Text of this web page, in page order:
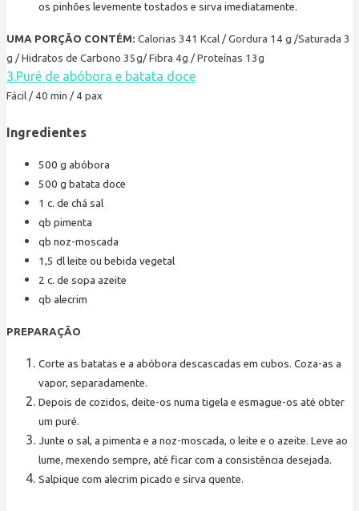
os pinhões levemente tostados e sirva imediatamente.
UMA PORÇÃO CONTÉM: Calorias 341 Kcal / Gordura 14 g /Saturada 3
g / Hidratos de Carbono 35g/ Fibra 4g / Proteínas 13g
3.Puré de abóbora e batata doce
Fácil / 40 min / 4 pax
Ingredientes
500 g abóbora
500 g batata doce
1 c. de chá sal
qb pimenta
qb noz-moscada
1,5 dl leite ou bebida vegetal
2 c. de sopa azeite
qb alecrim
PREPARAÇÃO
Corte as batatas e a abóbora descascadas em cubos. Coza-as a
vapor, separadamente.
Depois de cozidos, deite-os numa tigela e esmague-os até obter
um puré.
Junte o sal, a pimenta e a noz-moscada, o leite e o azeite. Leve ao
lume, mexendo sempre, até ficar com a consistência desejada.
Salpique com alecrim picado e sirva quente.